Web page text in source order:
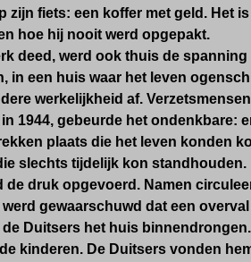
zijn fiets: een koffer met geld. Het
hoe hij nooit werd opgepakt.
deed, werd ook thuis de spanning
in een huis waar het leven
werkelijkheid af.
1944, gebeurde het ondenkbare:
plaats die het leven konden
slechts tijdelijk kon standhouden.
de druk opgevoerd. Namen
gewaarschuwd dat een
Duitsers het huis binnendrongen.
kinderen. De Duitsers vonden